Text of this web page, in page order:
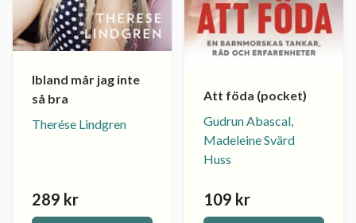
Ibland mår jag inte
så bra
Therése Lindgren
289 kr
Att föda (pocket)
Gudrun Abascal,
Madeleine Svärd
Huss
109 kr